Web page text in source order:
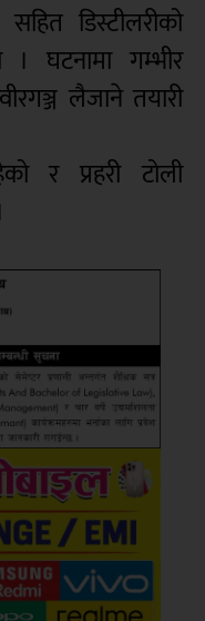
डिस्टीलरीको
घटनामा गम्भीर
लैजाने तयारी
र प्रहरी टोली